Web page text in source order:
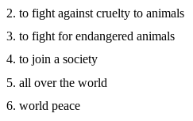
2. to fight against cruelty to animals
3. to fight for endangered animals
4. to join a society
5. all over the world
6. world peace